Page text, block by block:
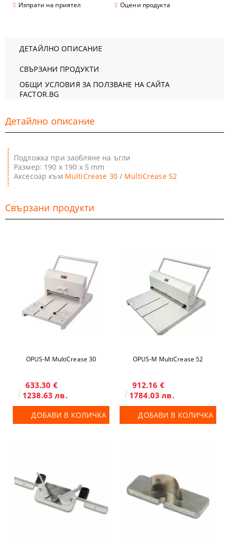
Изпрати на приятел Оцени продукта
ДЕТАЙЛНО ОПИСАНИЕ
СВЪРЗАНИ ПРОДУКТИ
ОБЩИ УСЛОВИЯ ЗА ПОЛЗВАНЕ НА САЙТА
FACTOR.BG
Детайлно описание
Подложка при заобляне на ъгли
Размер: 190 х 190 х 5 mm
Аксесоар към MultiCrease 30/ MultiCrease 52
Свързани продукти
OPUS-М MultiCrease 30
633.30 €
1238.63 лв.
ДОБАВИ В КОЛИЧКА
OPUS-М MultiCrease 52
912.16 €
1784.03 лв.
ДОБАВИ В КОЛИЧКА